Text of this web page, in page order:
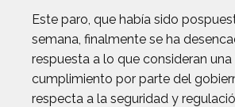
Este paro, que había sido
semana, finalmente se ha
respuesta a lo que consideran
cumplimiento por parte del
respecta a la seguridad y